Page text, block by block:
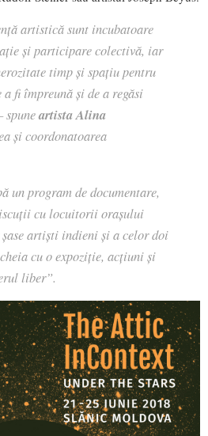
artistică sunt incubatoare
și participare colectivă, iar
timp și spațiu pentru
fi împreună și de a regăsi
spuneartista Alina
și coordonatoarea
un program de documentare,
cu locuitorii orașului
artiști indieni și a celor doi
cu o expoziție, acțiuni și
cerul liber”.